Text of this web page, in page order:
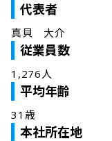
代表者
真貝　大介
従業員数
1,276人
平均年齢
31歳
本社所在地